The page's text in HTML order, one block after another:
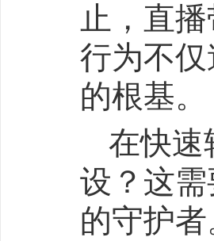
止，直
行为不
的根基。
在快速
设？这
的守护